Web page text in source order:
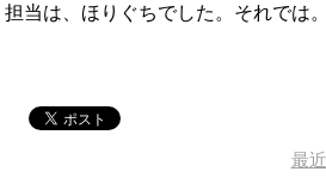
担当は、ほりぐちでした。それでは。
最